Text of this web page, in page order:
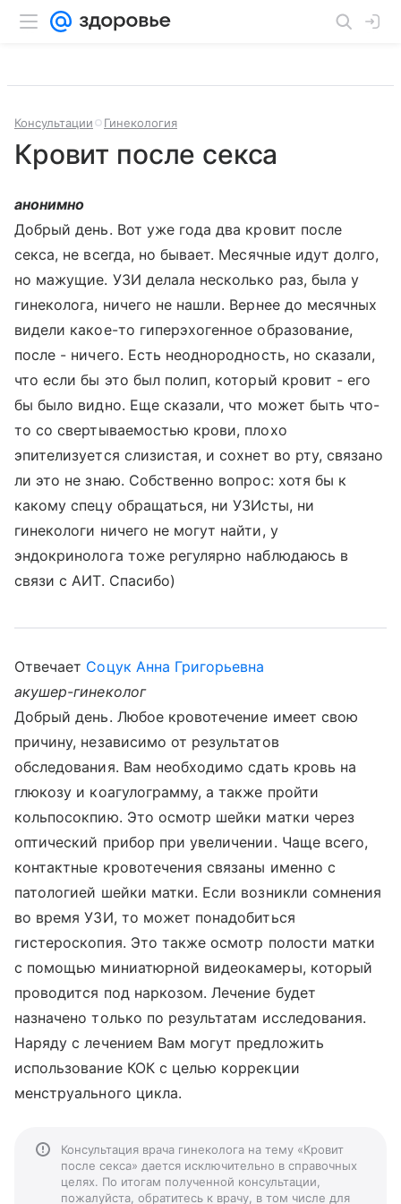
Консультации Гинекология
Кровит после секса
анонимно
Добрый день. Вот уже года два кровит после
секса, не всегда, но бывает. Месячные идут долго,
но мажущие. УЗИ делала несколько раз, была у
гинеколога, ничего не нашли. Вернее до месячных
видели какое-то гиперэхогенное образование,
после - ничего. Есть неоднородность, но сказали,
что если бы это был полип, который кровит - его
бы было видно. Еще сказали, что может быть что-
то со свертываемостью крови, плохо
эпителизуется слизистая, и сохнет во рту, связано
ли это не знаю. Собственно вопрос: хотя бы к
какому спецу обращаться, ни УЗИсты, ни
гинекологи ничего не могут найти, у
эндокринолога тоже регулярно наблюдаюсь в
связи с АИТ. Спасибо)
Отвечает Соцук Анна Григорьевна
акушер-гинеколог
Добрый день. Любое кровотечение имеет свою
причину, независимо от результатов
обследования. Вам необходимо сдать кровь на
глюкозу и коагулограмму, а также пройти
кольпосокпию. Это осмотр шейки матки через
оптический прибор при увеличении. Чаще всего,
контактные кровотечения связаны именно с
патологией шейки матки. Если возникли сомнения
во время УЗИ, то может понадобиться
гистероскопия. Это также осмотр полости матки
с помощью миниатюрной видеокамеры, который
проводится под наркозом. Лечение будет
назначено только по результатам исследования.
Наряду с лечением Вам могут предложить
использование КОК с целью коррекции
менструального цикла.
Консультация врача гинеколога на тему «Кровит
после секса» дается исключительно в справочных
целях. По итогам полученной консультации,
пожалуйста, обратитесь к врачу, в том числе для